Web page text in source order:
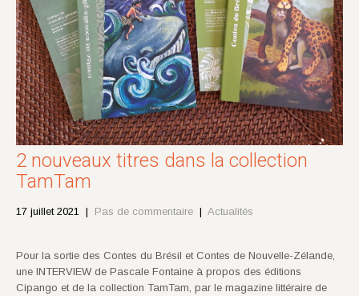
2 nouveaux titres dans la collection
TamTam
17 juillet 2021 | Pas de commentaire | Actualités
Pour la sortie des Contes du Brésil et Contes de Nouvelle-Zélande,
une INTERVIEW de Pascale Fontaine à propos des éditions
Cipango et de la collection TamTam, par le magazine littéraire de